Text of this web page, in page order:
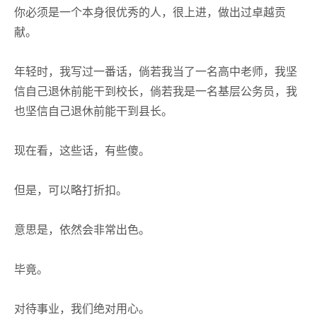
你必须是一个本身很优秀的人，很上进，做出过卓越贡
献。
年轻时，我写过一番话，倘若我当了一名高中老师，我坚
信自己退休前能干到校长，倘若我是一名基层公务员，我
也坚信自己退休前能干到县长。
现在看，这些话，有些傻。
但是，可以略打折扣。
意思是，依然会非常出色。
毕竟。
对待事业，我们绝对用心。